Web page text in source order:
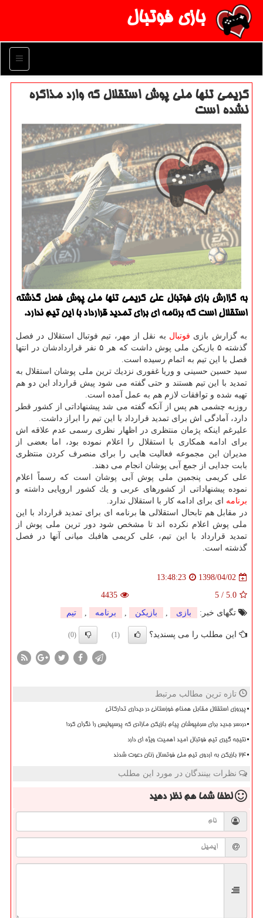
بازی فوتبال
منو
كریمی تنها ملی پوش استقلال كه وارد مذاكره
نشده است
به گزارش بازی فوتبال علی كریمی تنها ملی پوش فصل گذشته
استقلال است كه برنامه ای برای تمدید قرارداد با این تیم ندارد.
به گزارش بازی فوتبال به نقل از مهر، تیم فوتبال استقلال در فصل
گذشته ۵ بازیكن ملی پوش داشت كه هر ۵ نفر قراردادشان در انتها
فصل با این تیم به اتمام رسیده است.
سید حسین حسینی و وریا غفوری نزدیك ترین ملی پوشان استقلال به
تمدید با این تیم هستند و حتی گفته می شود پیش قرارداد این دو هم
تهیه شده و توافقات لازم هم به عمل آمده است.
روزبه چشمی هم پس از آنكه گفته می شد پیشنهاداتی از كشور قطر
دارد، آمادگی اش برای تمدید قرارداد با این تیم را ابراز داشت.
علیرغم اینكه پژمان منتظری در اظهار نظری رسمی عدم علاقه اش
برای ادامه همكاری با استقلال را اعلام نموده بود، اما بعضی از
مدیران این مجموعه فعالیت هایی را برای منصرف كردن منتظری
بابت جدایی از جمع آبی پوشان انجام می دهند.
علی كریمی پنجمین ملی پوش آبی پوشان است كه رسماً اعلام
نموده پیشنهاداتی از كشورهای عربی و یك كشور اروپایی داشته و
برنامه ای برای ادامه كار با استقلال ندارد.
در مقابل هم تابحال استقلالی ها برنامه ای برای تمدید قرارداد با این
ملی پوش اعلام نكرده اند تا مشخص شود دور ترین ملی پوش از
تمدید قرارداد با این تیم، علی كریمی هافبك میانی آنها در فصل
گذشته است.
1398/04/02
13:48:23
5.0
/
5
4435
تگهای خبر:
بازی , بازیكن , برنامه , تیم
این مطلب را می پسندید؟ (1)
(0)
تازه ترین مطالب مرتبط
پیروزی استقلال مقابل همنام خوزستانی در دیداری تدارکاتی
دردسر جدید برای سرخپوشان پیام بازیکن مازادی که پرسپولیس را نگران کرد!
نتیجه گیری تیم فوتبال امید اهمیت ویژه ای دارد
۲۴ بازیکن به اردوی تیم ملی فوتسال زنان دعوت شدند
نظرات بینندگان در مورد این مطلب
لطفا شما همنظر دهید